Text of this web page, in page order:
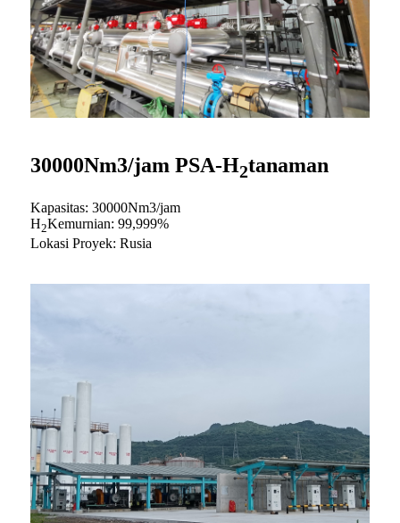
30000Nm3/jam PSA-H2tanaman
Kapasitas: 30000Nm3/jam
H2Kemurnian: 99,999%
Lokasi Proyek: Rusia